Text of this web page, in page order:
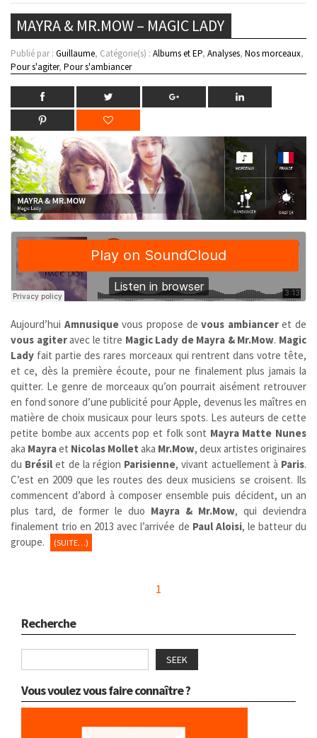
MAYRA & MR.MOW – MAGIC LADY
Publié par : Guillaume, Catégorie(s) : Albums et EP, Analyses, Nos morceaux,
Pour s'agiter, Pour s'ambiancer
Aujourd’hui Amnusiquevous propose de vous ambianceret de
vous agiteravec le titre Magic Lady de Mayra & Mr.Mow. Magic
Lady fait partie des rares morceaux qui rentrent dans votre tête,
et ce, dès la première écoute, pour ne finalement plus jamais la
quitter. Le genre de morceaux qu’on pourrait aisément retrouver
en fond sonore d’une publicité pour Apple, devenus les maîtres en
matière de choix musicaux pour leurs spots. Les auteurs de cette
petite bombe aux accents pop et folk sont Mayra Matte Nunes
aka Mayraet Nicolas Mollet aka Mr.Mow, deux artistes originaires
du Brésil et de la région Parisienne, vivant actuellement à Paris.
C’est en 2009 que les routes des deux musiciens se croisent. Ils
commencent d’abord à composer ensemble puis décident, un an
plus tard, de former le duo Mayra & Mr.Mow, qui deviendra
finalement trio en 2013 avec l’arrivée de Paul Aloisi, le batteur du
groupe.
(SUITE…)
1
Recherche
SEEK
Vous voulez vous faire connaître ?